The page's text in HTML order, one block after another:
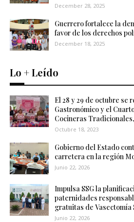
December 28, 2025
Guerrero fortalece la
favor de los derechos
December 18, 2025
Lo + Leído
El 28 y 29 de octubre se
Gastronómico y el
Cocineras
Octubre 18, 2023
Gobierno del Estado
carretera en la región
Junio 22, 2026
Impulsa SSG la
paternidades
gratuitas de Vasectomía
Junio 22, 2026